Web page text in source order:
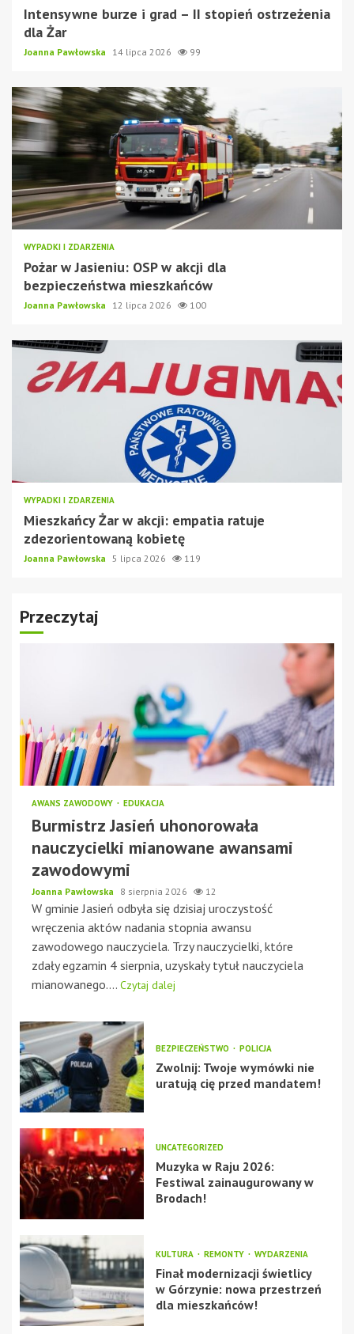
Intensywne burze i grad – II stopień ostrzeżenia
dla Żar
Joanna Pawłowska 14 lipca 2026 99
WYPADKI I ZDARZENIA
Pożar w Jasieniu: OSP w akcji dla
bezpieczeństwa mieszkańców
Joanna Pawłowska 12 lipca 2026 100
WYPADKI I ZDARZENIA
Mieszkańcy Żar w akcji: empatia ratuje
zdezorientowaną kobietę
Joanna Pawłowska 5 lipca 2026 119
Przeczytaj
AWANS ZAWODOWY EDUKACJA
Burmistrz Jasień uhonorowała
nauczycielki mianowane awansami
zawodowymi
Joanna Pawłowska 8 sierpnia 2026 12
W gminie Jasień odbyła się dzisiaj uroczystość
wręczenia aktów nadania stopnia awansu
zawodowego nauczyciela. Trzy nauczycielki, które
zdały egzamin 4 sierpnia, uzyskały tytuł nauczyciela
mianowanego.... Czytaj dalej
BEZPIECZEŃSTWO POLICJA
Zwolnij: Twoje wymówki nie
uratują cię przed mandatem!
UNCATEGORIZED
Muzyka w Raju 2026:
Festiwal zainaugurowany w
Brodach!
KULTURA REMONTY WYDARZENIA
Finał modernizacji świetlicy
w Górzynie: nowa przestrzeń
dla mieszkańców!